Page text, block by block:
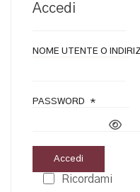
Accedi
NOME UTENTE O
RICHIESTO
PASSWORD *
RICHIESTO
Accedi
Ricordami